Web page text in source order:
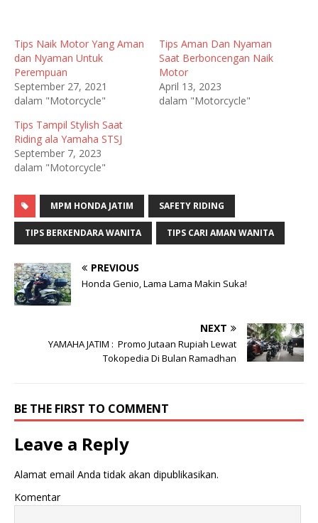
Tips Naik Motor Yang Aman
dan Nyaman Untuk
Perempuan
September 27, 2021
dalam "Motorcycle"
Tips Aman Dan Nyaman
Saat Berboncengan Naik
Motor
April 13, 2023
dalam "Motorcycle"
Tips Tampil Stylish Saat
Riding ala Yamaha STSJ
September 7, 2023
dalam "Motorcycle"
MPM HONDA JATIM SAFETY RIDING
TIPS BERKENDARA WANITA TIPS CARI AMAN WANITA
PREVIOUS
Honda Genio, Lama Lama Makin Suka!
NEXT
YAMAHA JATIM : Promo Jutaan Rupiah Lewat
Tokopedia Di Bulan Ramadhan
BE THE FIRST TO COMMENT
Leave a Reply
Alamat email Anda tidak akan dipublikasikan.
Komentar